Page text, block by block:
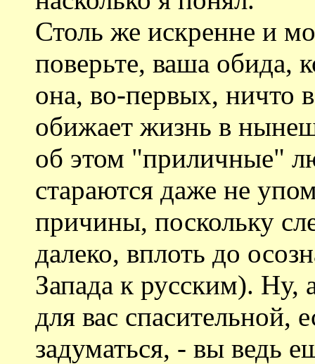
Столь же искренне и
поверьте, ваша обида,
она, во-первых, ничто
обижает жизнь в
об этом "приличные"
стараются даже не
причины, поскольку
далеко, вплоть до
Запада к русским). Ну,
для вас спасительной,
задуматься, - вы ведь